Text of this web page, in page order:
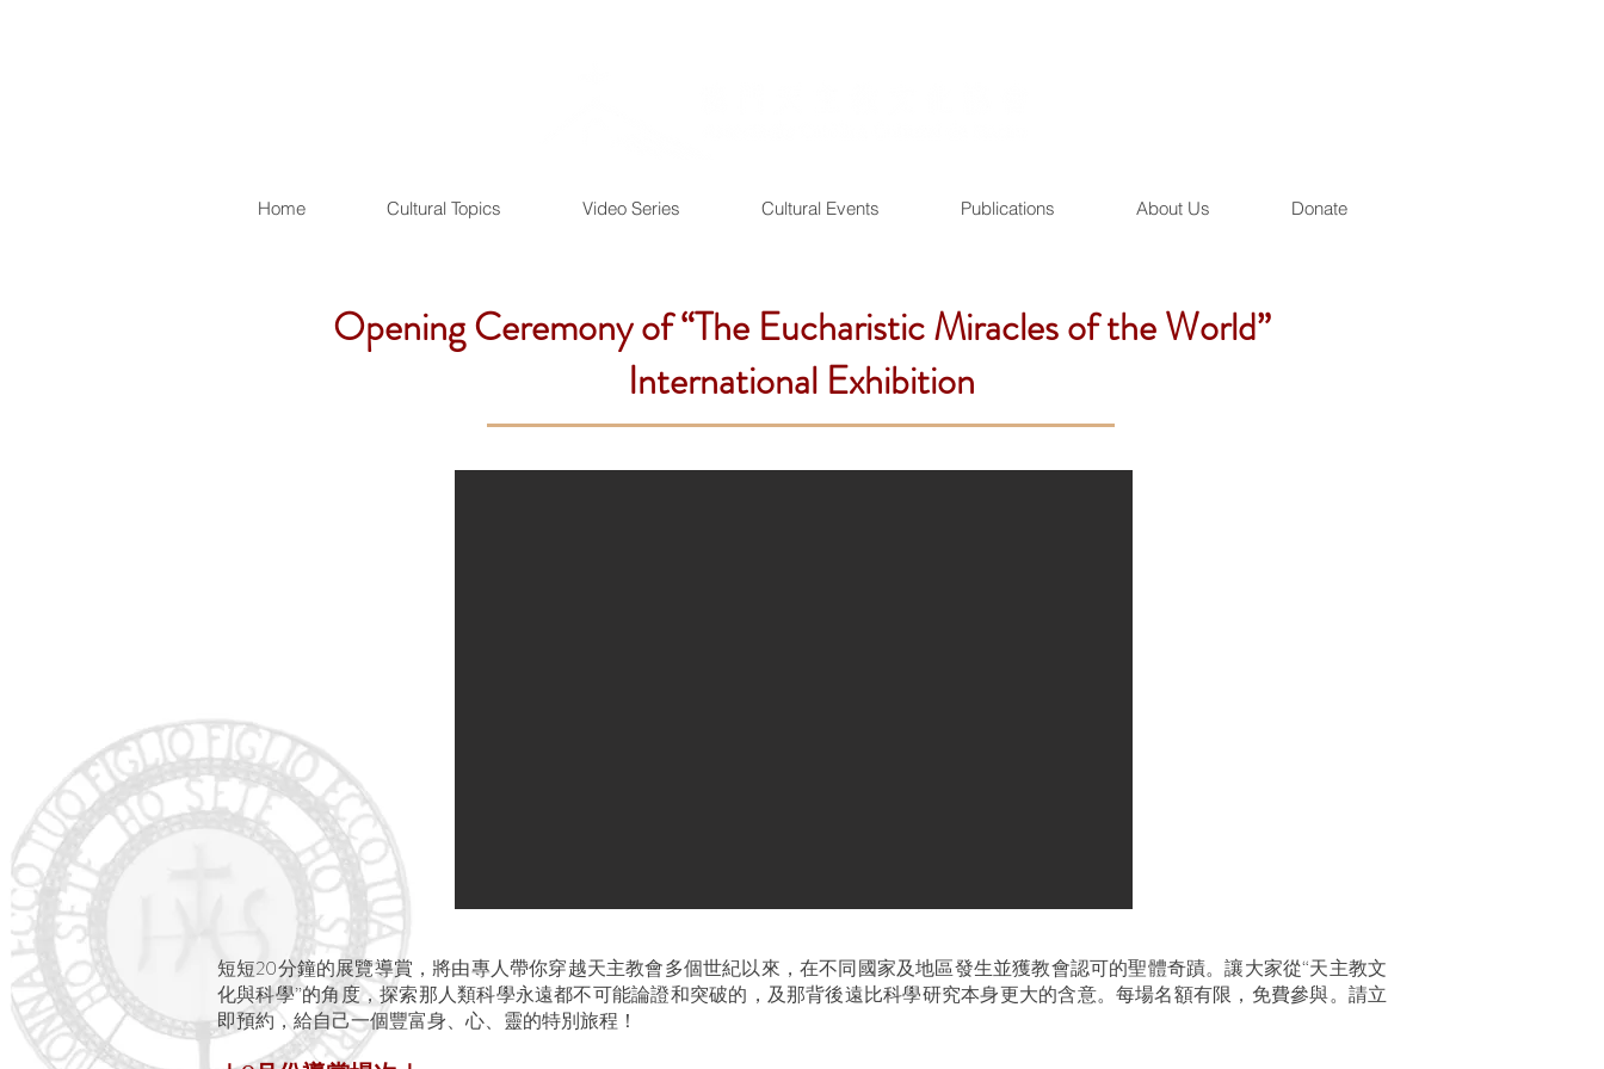
Home Cultural Topics Video Series Cultural Events Publications About Us Donate
Opening Ceremony of “The Eucharistic Miracles of the World”
International Exhibition
短短20分鐘的展覽導賞，將由專人帶你穿越天主教會多個世紀以來，在不同國家及地區發生並獲教會認可的聖體奇蹟。讓大家從“天主教文
化與科學”的角度，探索那人類科學永遠都不可能論證和突破的，及那背後遠比科學研究本身更大的含意。每場名額有限，免費參與。請立
即預約，給自己一個豐富身、心、靈的特別旅程！